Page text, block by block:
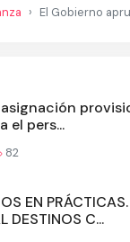
El Gobierno
el pers...
82
EN
DESTINOS C...